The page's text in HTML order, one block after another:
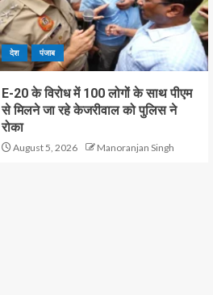
देश पंजाब
E-20 के विरोध में 100 लोगों के साथ पीएम
से मिलने जा रहे केजरीवाल को पुलिस ने
रोका
August 5, 2026 Manoranjan Singh